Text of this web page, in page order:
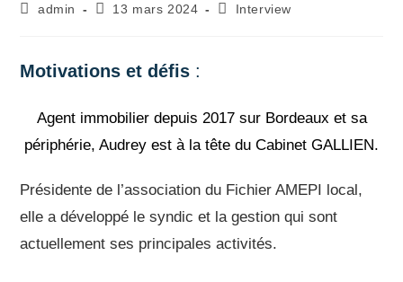
admin 13 mars 2024 Interview
Motivations et défis :
Agent immobilier depuis 2017 sur Bordeaux et sa
périphérie, Audrey est à la tête du Cabinet GALLIEN.
Présidente de l’association du Fichier AMEPI local,
elle a développé le syndic et la gestion qui sont
actuellement ses principales activités.